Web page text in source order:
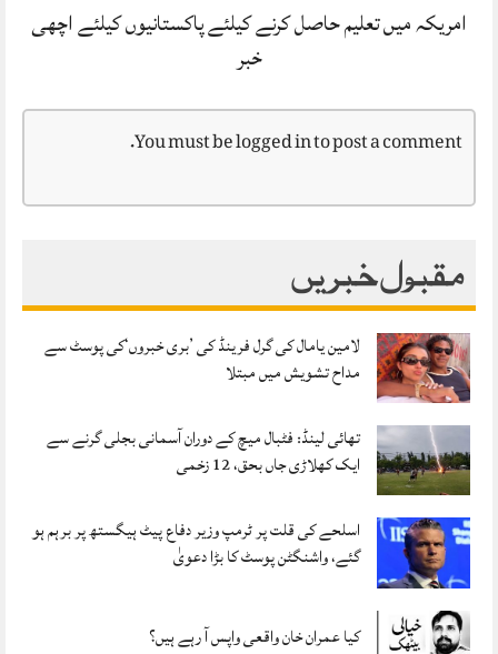
امریکہ میں تعلیم حاصل کرنے کیلئے پاکستانیوں کیلئے اچھی
خبر
You must belogged into post a comment.
مقبول خبریں
لامین یامال کی گرل فرینڈ کی ’بری خبروں‘کی پوسٹ سے
مداح تشویش میں مبتلا
تھائی لینڈ: فٹبال میچ کے دوران آسمانی بجلی گرنے سے
ایک کھلاڑی جاں بحق، 12 زخمی
اسلحے کی قلت پر ٹرمپ وزیر دفاع پیٹ ہیگستھ پر برہم ہو
گئے، واشنگٹن پوسٹ کا بڑا دعویٰ
کیا عمران خان واقعی واپس آ رہے ہیں؟